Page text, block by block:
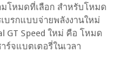
โหมดที่เลือก สำหรับโหมด
บรกแบบจ่ายพลังงานใหม่
Speed ใหม่ คือ โหมด
จแบตเตอรี่ในเวลา